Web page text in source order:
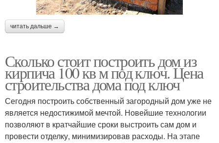
читать дальше →
Сколько стоит построить дом из
кирпича 100 кв м под ключ. Цена
строительства дома под ключ
Сегодня построить собственный загородный дом уже не
является недостижимой мечтой. Новейшие технологии
позволяют в кратчайшие сроки выстроить сам дом и
провести отделку, минимизировав расходы. На этапе